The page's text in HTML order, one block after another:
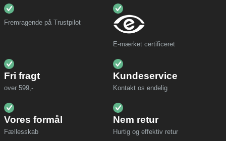
Fremragende på Trustpilot
E-mærket certificeret
Fri fragt
over 599,-
Kundeservice
Kontakt os endelig
Vores formål
Fællesskab
Nem retur
Hurtig og effektiv retur